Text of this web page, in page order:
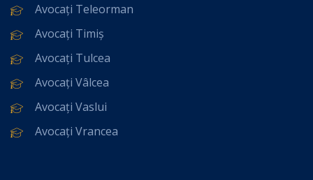
Avocați Teleorman
Avocați Timiș
Avocați Tulcea
Avocați Vâlcea
Avocați Vaslui
Avocați Vrancea